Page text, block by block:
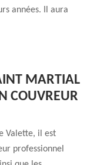
années. Il aura
MARTIAL
COUVREUR
Valette, il est
professionnel